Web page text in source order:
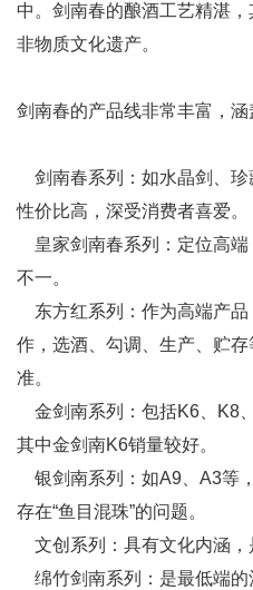
中。剑南春的酿酒工艺精湛
非物质文化遗产。
剑南春的产品线非常丰富，涵
剑南春系列：如水晶剑、珍
性价比高，深受消费者喜爱。
皇家剑南春系列：定位高端
不一。
东方红系列：作为高端产品
作，选酒、勾调、生产、贮
准。
金剑南系列：包括K6、K8
其中金剑南K6销量较好。
银剑南系列：如A9、A3等
存在“鱼目混珠”的问题。
文创系列：具有文化内涵，
绵竹剑南系列：是最低端的